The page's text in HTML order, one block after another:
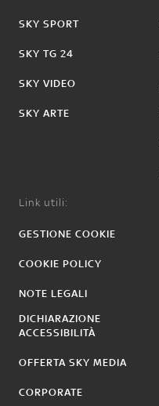
SKY SPORT
SKY TG 24
SKY VIDEO
SKY ARTE
Link utili:
GESTIONE COOKIE
COOKIE POLICY
NOTE LEGALI
DICHIARAZIONE
ACCESSIBILITÀ
OFFERTA SKY MEDIA
CORPORATE